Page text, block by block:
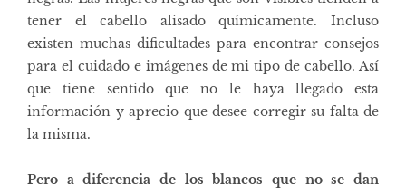
tener el cabello alisado químicamente. Incluso
existen muchas dificultades para encontrar consejos
para el cuidado e imágenes de mi tipo de cabello. Así
que tiene sentido que no le haya llegado esta
información y aprecio que desee corregir su falta de
la misma.
Pero a diferencia de los blancos que no se dan